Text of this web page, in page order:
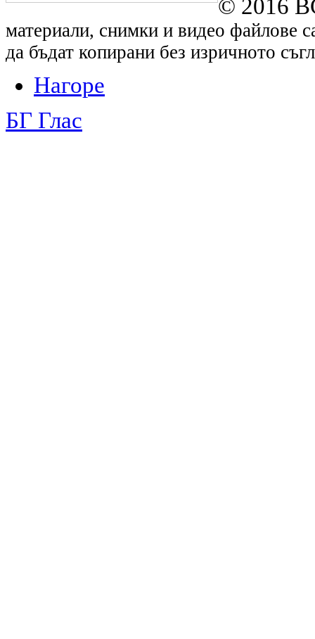
© 2016
материали, снимки и видео файлове
да бъдат копирани без изричното
Нагоре
БГ Глас